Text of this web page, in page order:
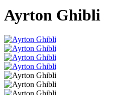
Ayrton Ghibli